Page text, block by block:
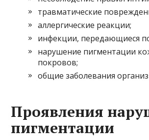
травматические
аллергические реакции;
инфекции, передающиеся
нарушение пигментации
покровов;
общие заболевания
Проявления
пигментации